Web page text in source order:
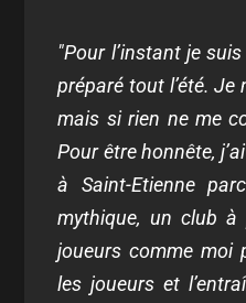
"Pour l’instant je
préparé tout l’été. Je
mais si rien ne me
Pour être honnête,
à Saint-Etienne
mythique, un club
joueurs comme moi
les joueurs et